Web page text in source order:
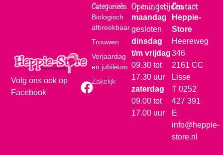
Volg ons ook op
Facebook
Contact
Heppie-
Store
Heereweg
346
2161 CC
Lisse
T 0252
427 391
E
info@heppie-
store.nl
Openingstijden
maandag
gesloten
dinsdag
t/m vrijdag
09.30 tot
17.30 uur
zaterdag
09.00 tot
17.00 uur
Categorieën
Biologisch
afbreekbaar
Trouwen
Verjaardag
en jubileum
Zakelijk